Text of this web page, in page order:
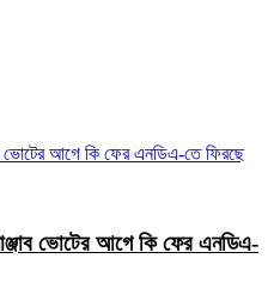
ভোটের আগে কি ফের এনডিএ-